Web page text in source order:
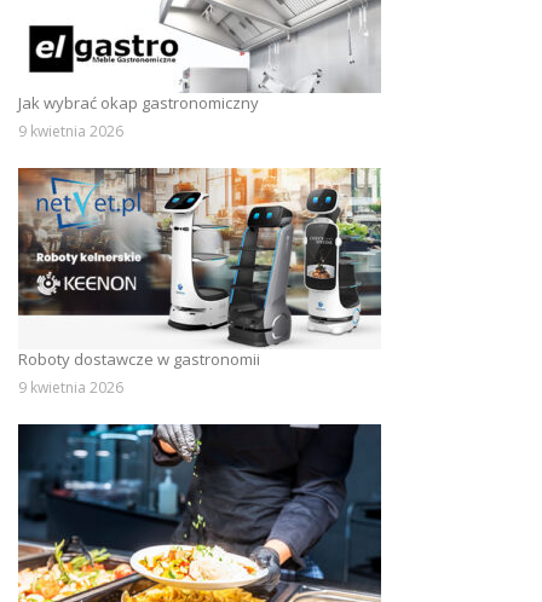
Jak wybrać okap gastronomiczny
9 kwietnia 2026
Roboty dostawcze w gastronomii
9 kwietnia 2026